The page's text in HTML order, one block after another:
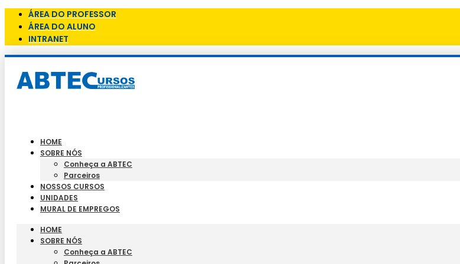
ÁREA DO PROFESSOR
ÁREA DO ALUNO
INTRANET
HOME
SOBRE NÓS
Conheça a ABTEC
Parceiros
NOSSOS CURSOS
UNIDADES
MURAL DE EMPREGOS
HOME
SOBRE NÓS
Conheça a ABTEC